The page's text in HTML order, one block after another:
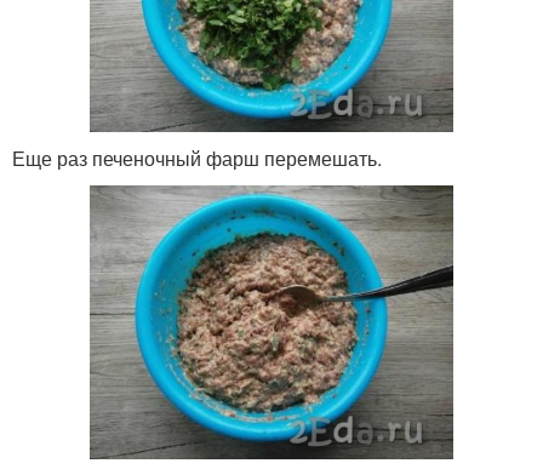
Еще раз печеночный фарш перемешать.